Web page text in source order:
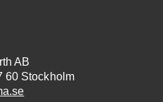
AB
60 Stockholm